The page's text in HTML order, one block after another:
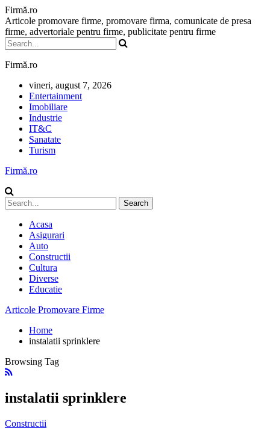
Firmă.ro
Articole promovare firme, promovare firma, comunicate de presa
firme, advertoriale pentru firme, publicitate pentru firme
Firmă.ro
vineri, august 7, 2026
Entertainment
Imobiliare
Industrie
IT&C
Sanatate
Turism
Firmă.ro
Acasa
Asigurari
Auto
Constructii
Cultura
Diverse
Educatie
Articole Promovare Firme
Home
instalatii sprinklere
Browsing Tag
instalatii sprinklere
Constructii